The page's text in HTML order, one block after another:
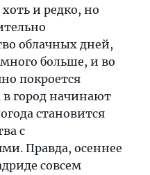
и редко, но
облачных дней,
больше, и во
покроется
в город начинают
становится
с
Правда, осеннее
совсем